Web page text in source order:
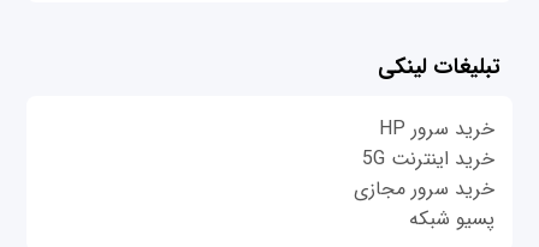
تبلیغات لینکی
خرید سرور HP
خرید اینترنت 5G
خرید سرور مجازی
پسیو شبکه